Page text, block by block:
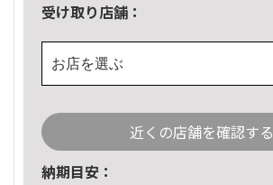
受け取り店舗：
お店を選ぶ
近くの店舗を確認する
納期目安：